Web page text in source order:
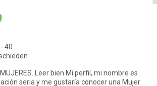
40
bien Mi perfil, mi nombre es
seria y me gustaría conocer una Mujer